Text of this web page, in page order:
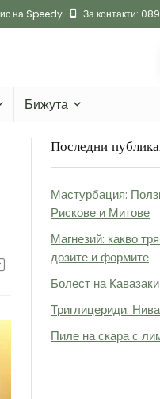
на Speedy За контакти:
Бижута
Последни
Мастурбация:
Рискове и Митове
Магнезий: какво
дозите и формите
Болест на
Триглицериди:
Пиле на скара с